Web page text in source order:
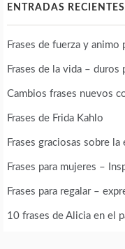
ENTRADAS RECIENTES
Frases de fuerza y
Frases de la vida – duros
Cambios frases nuevos
Frases de Frida Kahlo
Frases graciosas sobre la
Frases para mujeres –
Frases para regalar –
10 frases de Alicia en el